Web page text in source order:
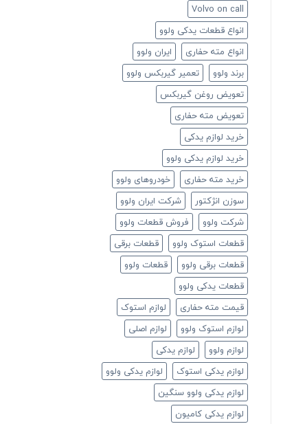
Volvo on call
انواع قطعات یدکی ولوو
انواع مته حفاری
ایران ولوو
برند ولوو
تعمیر گیربکس ولوو
تعویض روغن گیربکس
تعویض مته حفاری
خرید لوازم یدکی
خرید لوازم یدکی ولوو
خرید مته حفاری
خودروهای ولوو
سوزن انژکتور
شرکت ایران ولوو
شرکت ولوو
فروش قطعات ولوو
قطعات استوک ولوو
قطعات برقی
قطعات برقی ولوو
قطعات ولوو
قطعات یدکی ولوو
قیمت مته حفاری
لوازم استوک
لوازم استوک ولوو
لوازم اصلی
لوازم ولوو
لوازم یدکی
لوازم یدکی استوک
لوازم یدکی ولوو
لوازم یدکی ولوو سنگین
لوازم یدکی کامیون